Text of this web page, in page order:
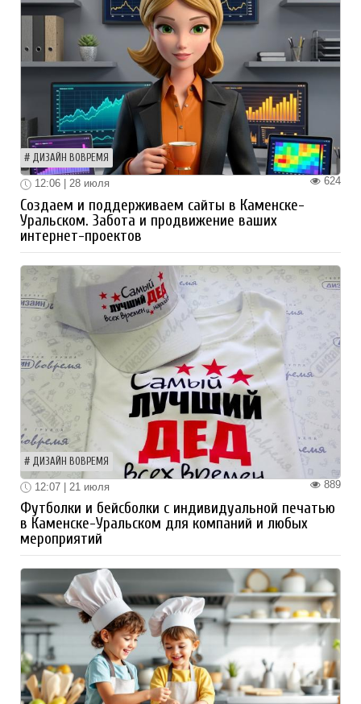
ДИЗАЙН ВОВРЕМЯ
624
12:06 | 28 июля
Создаем и поддерживаем сайты в Каменске-
Уральском. Забота и продвижение ваших
интернет-проектов
ДИЗАЙН ВОВРЕМЯ
889
12:07 | 21 июля
Футболки и бейсболки с индивидуальной печатью
в Каменске-Уральском для компаний и любых
мероприятий